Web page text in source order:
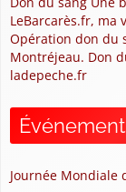
LeBarcarès.fr, ma
Opération don du
Montréjeau. Don
ladepeche.fr
Journée Mondiale